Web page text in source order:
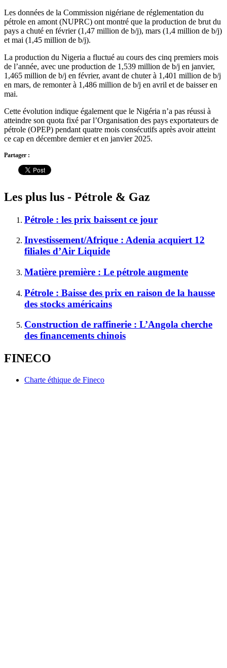
Les données de la Commission nigériane de réglementation du
pétrole en amont (NUPRC) ont montré que la production de brut du
pays a chuté en février (1,47 million de b/j), mars (1,4 million de b/j)
et mai (1,45 million de b/j).
La production du Nigeria a fluctué au cours des cinq premiers mois
de l’année, avec une production de 1,539 million de b/j en janvier,
1,465 million de b/j en février, avant de chuter à 1,401 million de b/j
en mars, de remonter à 1,486 million de b/j en avril et de baisser en
mai.
Cette évolution indique également que le Nigéria n’a pas réussi à
atteindre son quota fixé par l’Organisation des pays exportateurs de
pétrole (OPEP) pendant quatre mois consécutifs après avoir atteint
ce cap en décembre dernier et en janvier 2025.
Partager :
Les plus lus - Pétrole & Gaz
Pétrole : les prix baissent ce jour
Investissement/Afrique : Adenia acquiert 12
filiales d’Air Liquide
Matière première : Le pétrole augmente
Pétrole : Baisse des prix en raison de la hausse
des stocks américains
Construction de raffinerie : L’Angola cherche
des financements chinois
FINECO
Charte éthique de Fineco